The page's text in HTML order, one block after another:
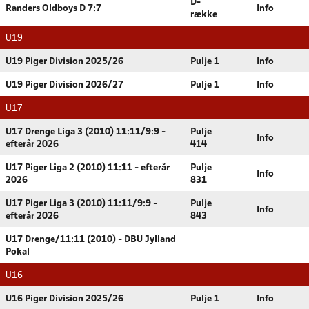
Randers Oldboys D 7:7
D-
række
Info
U19
U19 Piger Division 2025/26 Pulje 1 Info
U19 Piger Division 2026/27 Pulje 1 Info
U17
U17 Drenge Liga 3 (2010) 11:11/9:9 -
efterår 2026
Pulje
414
Info
U17 Piger Liga 2 (2010) 11:11 - efterår
2026
Pulje
831
Info
U17 Piger Liga 3 (2010) 11:11/9:9 -
efterår 2026
Pulje
843
Info
U17 Drenge/11:11 (2010) - DBU Jylland
Pokal
U16
U16 Piger Division 2025/26 Pulje 1 Info